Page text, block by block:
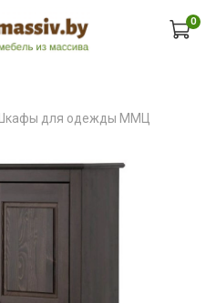
0
Шкафы для одежды ММЦ